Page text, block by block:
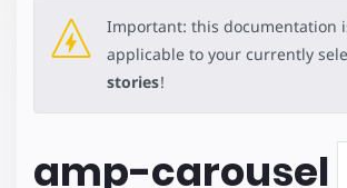
Important: this documentation
applicable to your currently
stories!
amp-carousel